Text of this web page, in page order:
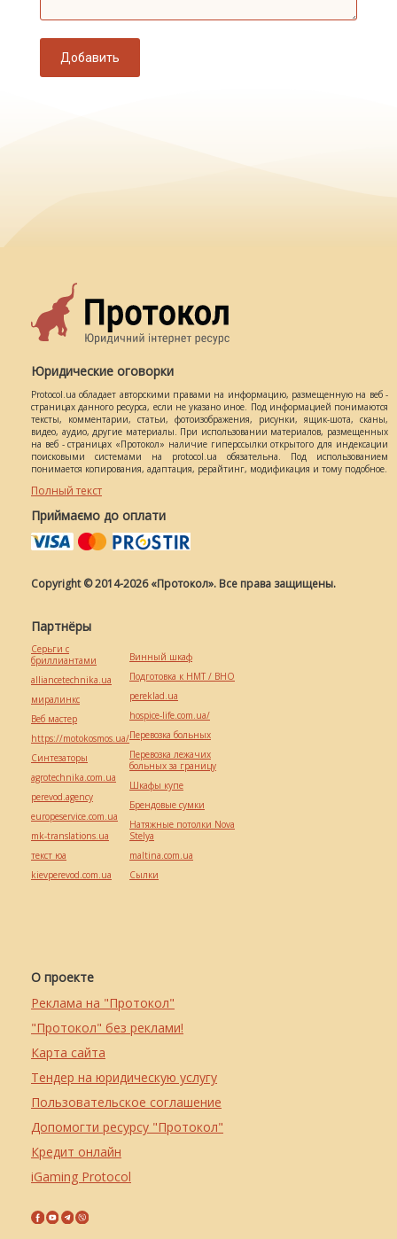
Добавить
Юридические оговорки
Protocol.ua обладает авторскими правами на информацию, размещенную на веб -
страницах данного ресурса, если не указано иное. Под информацией понимаются
тексты, комментарии, статьи, фотоизображения, рисунки, ящик-шота, сканы,
видео, аудио, другие материалы. При использовании материалов, размещенных
на веб - страницах «Протокол» наличие гиперссылки открытого для индексации
поисковыми системами на protocol.ua обязательна. Под использованием
понимается копирования, адаптация, рерайтинг, модификация и тому подобное.
Полный текст
Приймаємо до оплати
Copyright © 2014-2026 «Протокол». Все права защищены.
О проекте
Реклама на "Протокол"
"Протокол" без реклами!
Карта сайта
Тендер на юридическую услугу
Пользовательское соглашение
Допомогти ресурсу "Протокол"
Кредит онлайн
iGaming Protocol
Партнёры
Серьги с
бриллиантами
alliancetechnika.ua
миралинкс
Веб мастер
https://motokosmos.ua/
Синтезаторы
agrotechnika.com.ua
perevod.agency
europeservice.com.ua
mk-translations.ua
текст юа
kievperevod.com.ua
Винный шкаф
Подготовка к НМТ / ВНО
pereklad.ua
hospice-life.com.ua/
Перевозка больных
Перевозка лежачих
больных за границу
Шкафы купе
Брендовые сумки
Натяжные потолки Nova
Stelya
maltina.com.ua
Cылки